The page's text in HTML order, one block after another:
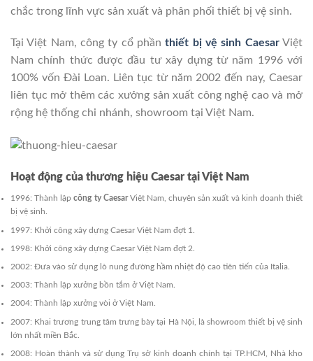
chắc trong lĩnh vực sản xuất và phân phối thiết bị vệ sinh.
Tại Việt Nam, công ty cổ phầnthiết bị vệ sinh CaesarViệt
Nam chính thức được đầu tư xây dựng từ năm 1996 với
100% vốn Đài Loan. Liên tục từ năm 2002 đến nay, Caesar
liên tục mở thêm các xưởng sản xuất công nghệ cao và mở
rộng hệ thống chi nhánh, showroom tại Việt Nam.
Hoạt động của thương hiệu Caesar tại Việt Nam
1996: Thành lậpcông ty CaesarViệt Nam, chuyên sản xuất và kinh doanh thiết
bị vệ sinh.
1997: Khởi công xây dựng Caesar Việt Nam đợt 1.
1998: Khởi công xây dựng Caesar Việt Nam đợt 2.
2002: Đưa vào sử dụng lò nung đường hầm nhiệt độ cao tiên tiến của Italia.
2003: Thành lập xưởng bồn tắm ở Việt Nam.
2004: Thành lập xưởng vòi ở Việt Nam.
2007: Khai trương trung tâm trưng bày tại Hà Nội, là showroom thiết bị vệ sinh
lớn nhất miền Bắc.
2008: Hoàn thành và sử dụng Trụ sở kinh doanh chính tại TP.HCM, Nhà kho